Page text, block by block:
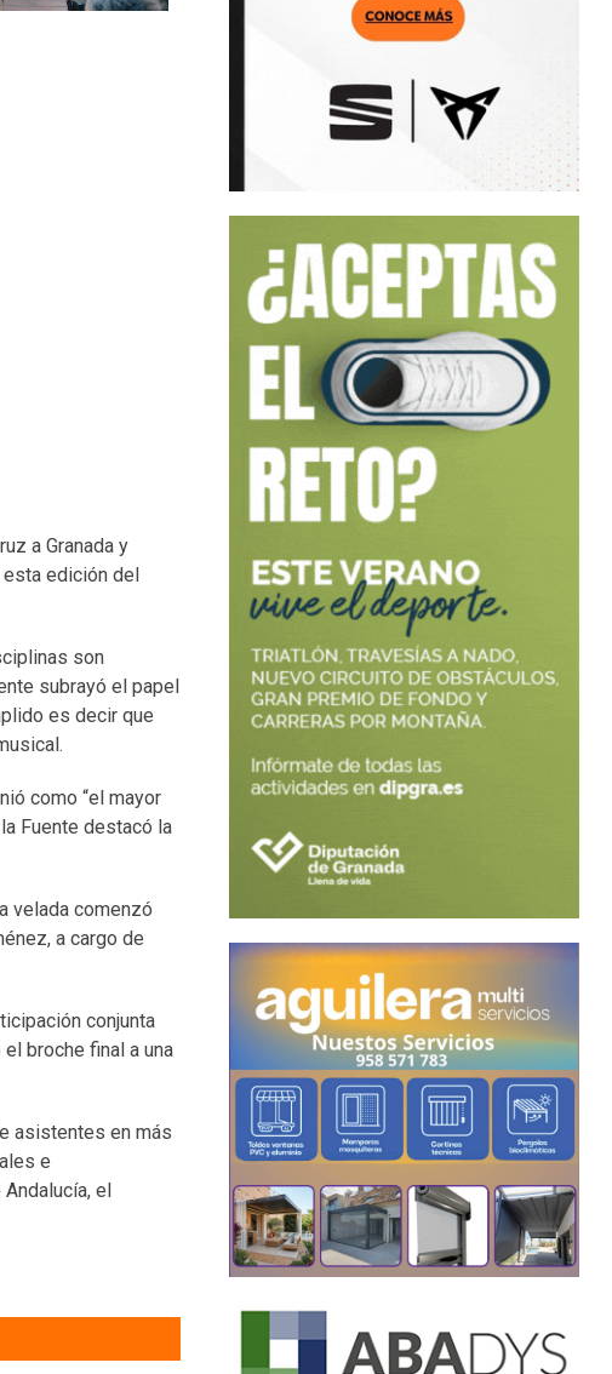
a Granada y
esta edición del
son
subrayó el papel
es decir que
como “el mayor
Fuente destacó la
velada comenzó
a cargo de
conjunta
broche final a una
asistentes en más
e
el